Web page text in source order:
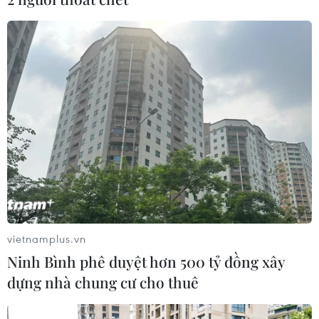
đảo chiếm đoạt 15 tỷ đồng
05/08/2026 11:36
Đắk Lắk: Án phạt nghiêm minh với
đối tượng phá hoại đoàn kết dân tộc
05/08/2026 09:58
Hà Nội xét xử ổ nhóm 50 đối tượng tổ
chức sử dụng ma túy trong quán
karaoke
Khởi tố người đàn ông xịt vòi cao áp
vietnamplus.vn
Ninh Bình phê duyệt hơn 500 tỷ đồng xây
dựng nhà chung cư cho thuê